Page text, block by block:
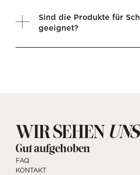
Sind die Produkte für
geeignet?
WIR SEHEN UNS
Gut aufgehoben
FAQ
KONTAKT